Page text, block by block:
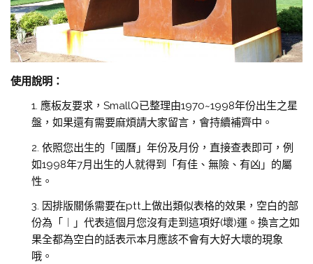
使用說明：
1. 應板友要求，SmallQ已整理由1970~1998年份出生之星
盤，如果還有需要麻煩請大家留言，會持續補齊中。
2. 依照您出生的「國曆」年份及月份，直接查表即可，例
如1998年7月出生的人就得到「有佳、無險、有凶」的屬
性。
3. 因排版關係需要在ptt上做出類似表格的效果，空白的部
份為「︱」代表這個月您沒有走到這項好(壞)運。換言之如
果全都為空白的話表示本月應該不會有大好大壞的現象
哦。